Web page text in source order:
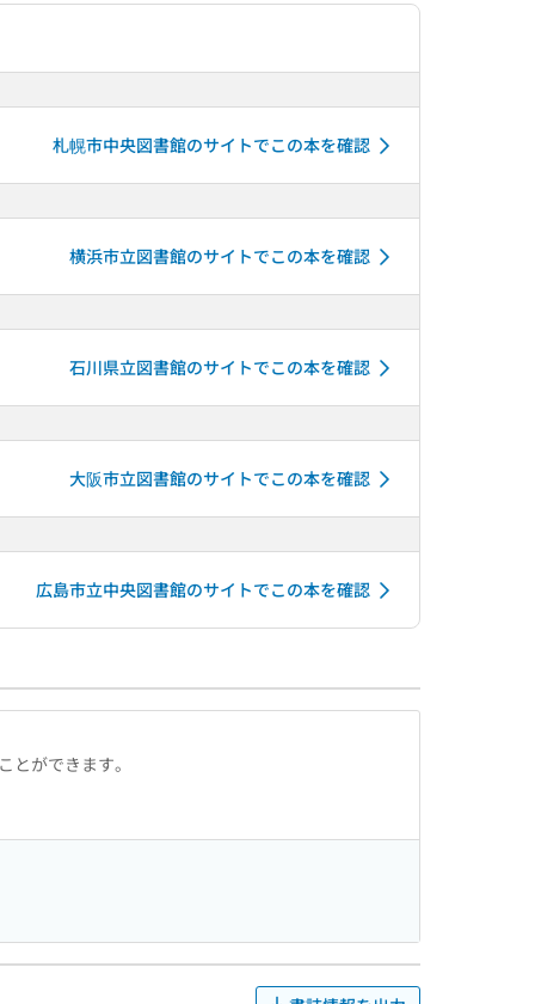
札幌市中央図書館のサイトでこの本を確認
横浜市立図書館のサイトでこの本を確認
石川県立図書館のサイトでこの本を確認
大阪市立図書館のサイトでこの本を確認
広島市立中央図書館のサイトでこの本を確認
ができます。